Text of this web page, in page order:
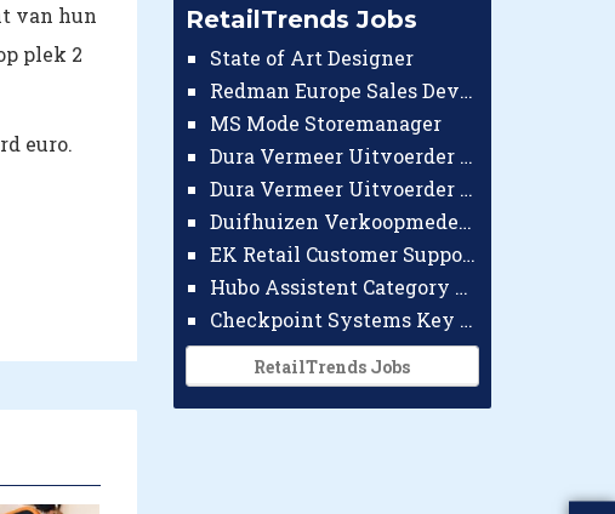
van hun
plek 2
euro.
RetailTrends Jobs
State of Art Designer
Redman Europe Sales Developer (Europe)
MS Mode Storemanager
Dura Vermeer Uitvoerder GWW Amsterdam
Dura Vermeer Uitvoerder Civiel Nijmegen
Duifhuizen Verkoopmedewerker Ridderkerk
EK Retail Customer Support Omnichannel
Hubo Assistent Category Manager
Checkpoint Systems Key Accountmanager Benelux
RetailTrends Jobs